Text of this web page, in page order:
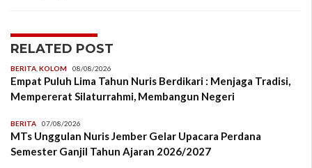
RELATED POST
BERITA KOLOM 08/08/2026
Empat Puluh Lima Tahun Nuris Berdikari : Menjaga Tradisi,
Mempererat Silaturrahmi, Membangun Negeri
BERITA 07/08/2026
MTs Unggulan Nuris Jember Gelar Upacara Perdana
Semester Ganjil Tahun Ajaran 2026/2027